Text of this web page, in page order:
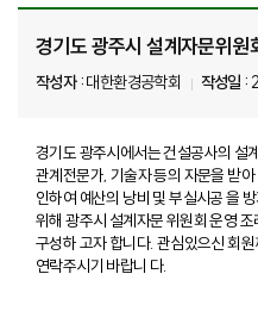
경기도 광주시 설계자문위원
작성자 :대한환경공학회 작성일 :
경기도 광주시에서는 건설공사의 설
관계전문가, 기술자 등의 자문을 받
인하여 예산의 낭비 및 부실시공 을
위해 광주시 설계자문 위원회 운영
구성하 고자 합니다. 관심있으신
연락주시기 바랍니 다.